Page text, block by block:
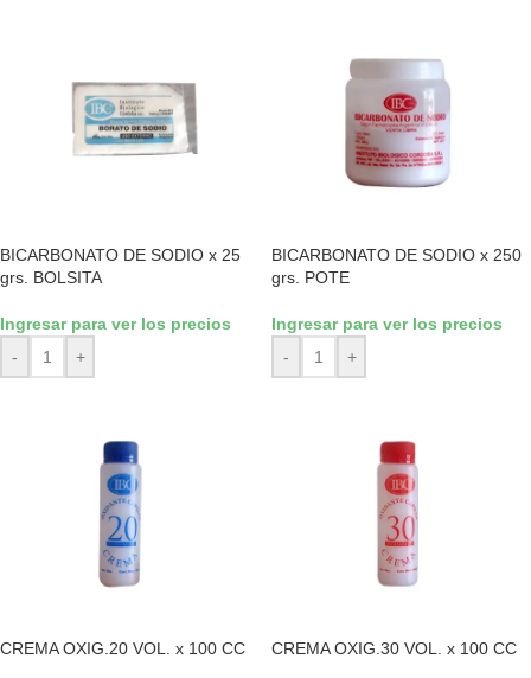
BICARBONATO DE SODIO x 25
grs. BOLSITA
Ingresar para ver los precios
-
+
BICARBONATO DE SODIO x 250
grs. POTE
Ingresar para ver los precios
-
+
CREMA OXIG.20 VOL. x 100 CC CREMA OXIG.30 VOL. x 100 CC